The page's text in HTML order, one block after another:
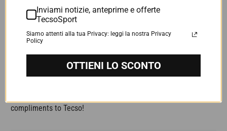
Nita Esseline Brouwn
Lenpur ceramic socks - short
One of the best things that happened to me this year. These
compliments to Tecso!
Inviami notizie, anteprime e offerte
TecsoSport
Siamo attenti alla tua Privacy: leggi la nostra Privacy
Policy
OTTIENI LO SCONTO